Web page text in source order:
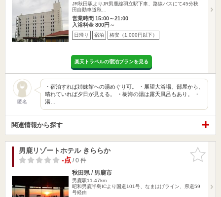
JR秋田駅よりJR男鹿線羽立駅下車、路線バスにて45分秋
田自動車道秋…
営業時間 15:00～21:00
入浴料金 800円～
日帰り 宿泊 格安（1,000円以下）
楽天トラベルの宿泊プランを見る
匿名
・宿泊すれば姉妹館への湯めぐり可。 ・展望大浴場、部屋から、
晴れていれば夕日が見える。 ・樹海の湯は露天風呂もあり。 ・
湯…
関連情報から探す
お気に入
りに追加
男鹿リゾートホテル きららか
-点/ 0 件
秋田県 / 男鹿市
男鹿駅11.47km
昭和男鹿半島ICより国道101号、なまはげライン、県道59
号経由